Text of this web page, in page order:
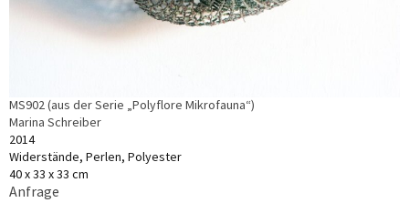
MS902 (aus der Serie „Polyflore Mikrofauna“)
Marina Schreiber
2014
Widerstände, Perlen, Polyester
40 x 33 x 33 cm
Anfrage